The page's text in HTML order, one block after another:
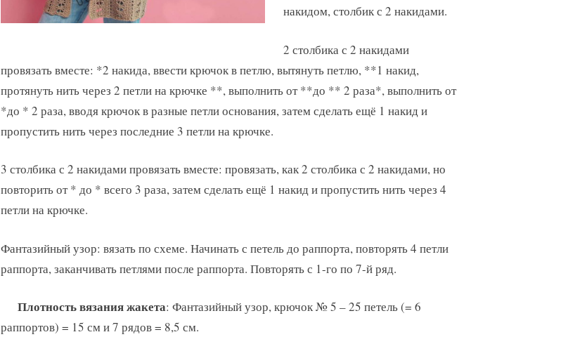
накидом, столбик с 2 накидами.
2 столбика с 2 накидами
провязать вместе: *2 накида, ввести крючок в петлю, вытянуть петлю, **1 накид,
протянуть нить через 2 петли на крючке **, выполнить от **до ** 2 раза*, выполнить от
*до * 2 раза, вводя крючок в разные петли основания, затем сделать ещё 1 накид и
пропустить нить через последние 3 петли на крючке.
3 столбика с 2 накидами провязать вместе: провязать, как 2 столбика с 2 накидами, но
повторить от * до * всего 3 раза, затем сделать ещё 1 накид и пропустить нить через 4
петли на крючке.
Фантазийный узор: вязать по схеме. Начинать с петель до раппорта, повторять 4 петли
раппорта, заканчивать петлями после раппорта. Повторять с 1-го по 7-й ряд.
Плотность вязания жакета: Фантазийный узор, крючок № 5 – 25 петель (= 6
раппортов) = 15 см и 7 рядов = 8,5 см.